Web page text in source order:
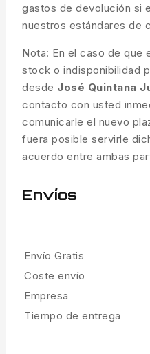
gastos de devolución si
nuestros estándares de
Nota: En el caso de que
stock o indisponibilidad
desde José Quintana
contacto con usted
comunicarle el nuevo
fuera posible servirle
acuerdo entre ambas
Envíos
Envío Gratis
Coste envío
Empresa
Tiempo de entrega